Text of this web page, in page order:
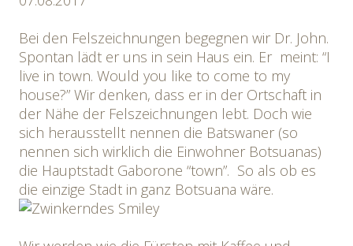
Bei den Felszeichnungen begegnen wir Dr. John.
Spontan lädt er uns in sein Haus ein. Er meint: “I
live in town. Would you like to come to my
house?” Wir denken, dass er in der Ortschaft in
der Nähe der Felszeichnungen lebt. Doch wie
sich herausstellt nennen die Batswaner (so
nennen sich wirklich die Einwohner Botsuanas)
die Hauptstadt Gaborone “town”. So als ob es
die einzige Stadt in ganz Botsuana wäre.